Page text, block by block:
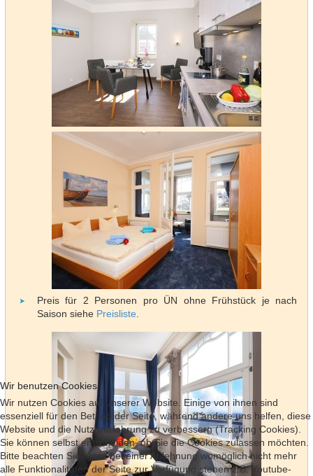
Preis für 2 Personen pro ÜN ohne Frühstück je nach
Saison siehe Preisliste
Wir benutzen Cookies
Wir nutzen Cookies auf unserer Website. Einige von ihnen sind
essenziell für den Betrieb der Seite, während andere uns helfen, diese
Website und die Nutzererfahrung zu verbessern (Tracking Cookies).
Sie können selbst entscheiden, ob Sie die Cookies zulassen möchten.
Bitte beachten Sie, dass bei einer Ablehnung womöglich nicht mehr
alle Funktionalitäten der Seite zur Verfügung stehen z.B. Youtube-